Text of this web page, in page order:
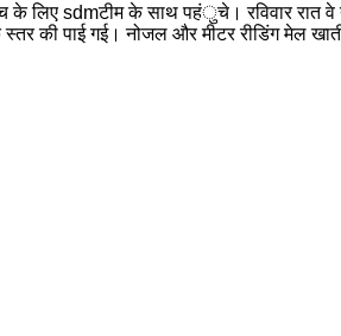
जांच के लिए sdmटीम के साथ पहंुचे। रविवार
की पाई गई। नोजल और मीटर रीडिंग मेल